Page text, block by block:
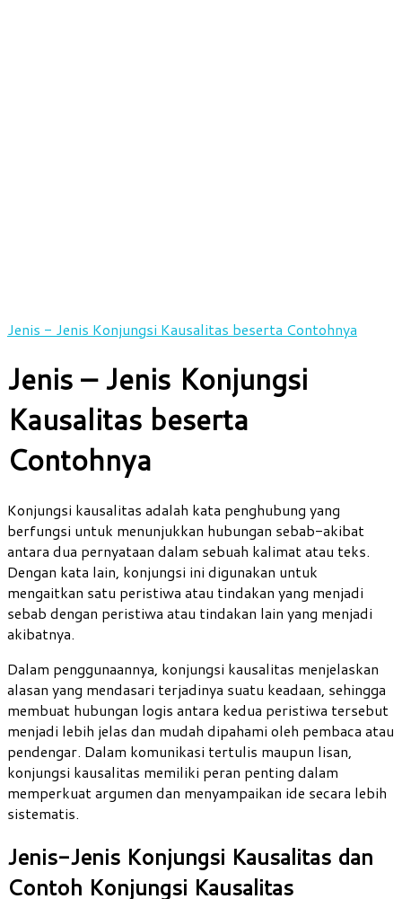
Jenis - Jenis Konjungsi Kausalitas beserta Contohnya
Jenis – Jenis Konjungsi
Kausalitas beserta
Contohnya
Konjungsi kausalitas adalah kata penghubung yang
berfungsi untuk menunjukkan hubungan sebab-akibat
antara dua pernyataan dalam sebuah kalimat atau teks.
Dengan kata lain, konjungsi ini digunakan untuk
mengaitkan satu peristiwa atau tindakan yang menjadi
sebab dengan peristiwa atau tindakan lain yang menjadi
akibatnya.
Dalam penggunaannya, konjungsi kausalitas menjelaskan
alasan yang mendasari terjadinya suatu keadaan, sehingga
membuat hubungan logis antara kedua peristiwa tersebut
menjadi lebih jelas dan mudah dipahami oleh pembaca atau
pendengar. Dalam komunikasi tertulis maupun lisan,
konjungsi kausalitas memiliki peran penting dalam
memperkuat argumen dan menyampaikan ide secara lebih
sistematis.
Jenis-Jenis Konjungsi Kausalitas dan
Contoh Konjungsi Kausalitas